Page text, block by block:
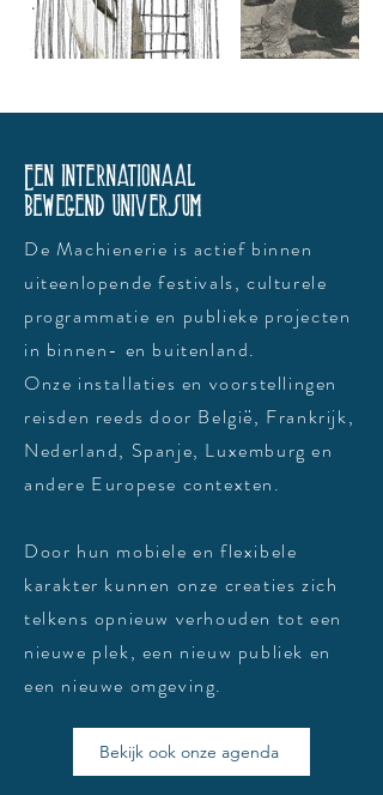
Een internationaal
bewegend universum
De Machienerie is actief binnen
uiteenlopende festivals, culturele
programmatie en publieke projecten
in binnen- en buitenland.
Onze installaties en voorstellingen
reisden reeds door België, Frankrijk,
Nederland, Spanje, Luxemburg en
andere Europese contexten.
Door hun mobiele en flexibele
karakter kunnen onze creaties zich
telkens opnieuw verhouden tot een
nieuwe plek, een nieuw publiek en
een nieuwe omgeving.
Bekijk ook onze agenda